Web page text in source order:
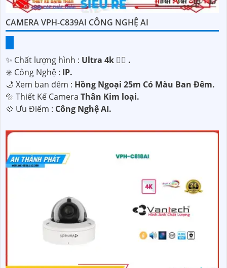
CAMERA VPH-C839AI CÔNG NGHỆ AI
✨ Chất lượng hình : Ultra 4k 👍🏾 .
✳️ Công Nghệ : IP.
🌙 Xem ban đêm : Hồng Ngoại 25m Có Màu Ban Ðêm.
🔩 Thiết Kế Camera Thân Kim loại.
️💠 Ưu Điểm : Công Nghệ AI.